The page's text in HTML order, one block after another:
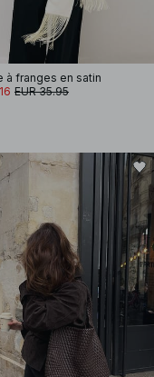
à franges en satin
EUR 35.95